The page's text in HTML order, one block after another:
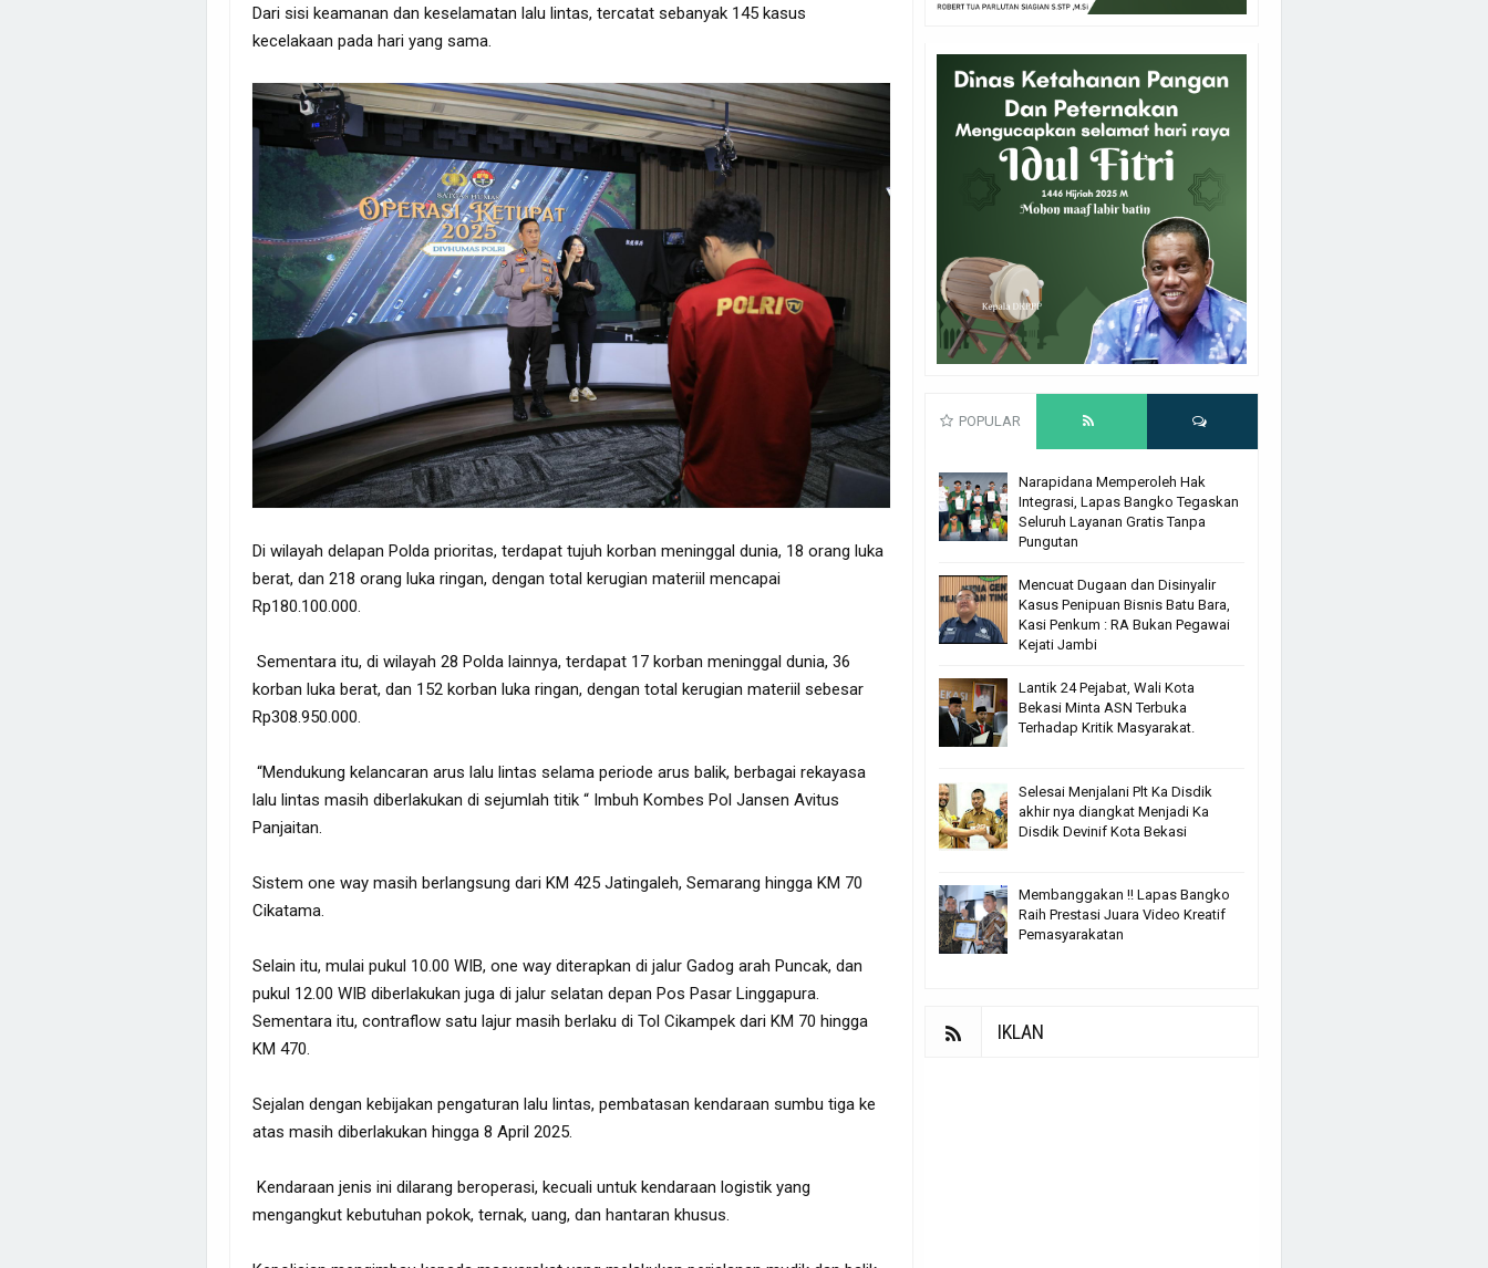
Dari sisi keamanan dan keselamatan lalu lintas, tercatat sebanyak 145 kasus
kecelakaan pada hari yang sama.
Di wilayah delapan Polda prioritas, terdapat tujuh korban meninggal dunia, 18 orang luka
berat, dan 218 orang luka ringan, dengan total kerugian materiil mencapai
Rp180.100.000.
Sementara itu, di wilayah 28 Polda lainnya, terdapat 17 korban meninggal dunia, 36
korban luka berat, dan 152 korban luka ringan, dengan total kerugian materiil sebesar
Rp308.950.000.
“Mendukung kelancaran arus lalu lintas selama periode arus balik, berbagai rekayasa
lalu lintas masih diberlakukan di sejumlah titik “ Imbuh Kombes Pol Jansen Avitus
Panjaitan.
Sistem one way masih berlangsung dari KM 425 Jatingaleh, Semarang hingga KM 70
Cikatama.
Selain itu, mulai pukul 10.00 WIB, one way diterapkan di jalur Gadog arah Puncak, dan
pukul 12.00 WIB diberlakukan juga di jalur selatan depan Pos Pasar Linggapura.
Sementara itu, contraflow satu lajur masih berlaku di Tol Cikampek dari KM 70 hingga
KM 470.
Sejalan dengan kebijakan pengaturan lalu lintas, pembatasan kendaraan sumbu tiga ke
atas masih diberlakukan hingga 8 April 2025.
Kendaraan jenis ini dilarang beroperasi, kecuali untuk kendaraan logistik yang
mengangkut kebutuhan pokok, ternak, uang, dan hantaran khusus.
POPULAR
Narapidana Memperoleh Hak
Integrasi, Lapas Bangko Tegaskan
Seluruh Layanan Gratis Tanpa
Pungutan
Mencuat Dugaan dan Disinyalir
Kasus Penipuan Bisnis Batu Bara,
Kasi Penkum : RA Bukan Pegawai
Kejati Jambi
Lantik 24 Pejabat, Wali Kota
Bekasi Minta ASN Terbuka
Terhadap Kritik Masyarakat.
Selesai Menjalani Plt Ka Disdik
akhir nya diangkat Menjadi Ka
Disdik Devinif Kota Bekasi
Membanggakan !! Lapas Bangko
Raih Prestasi Juara Video Kreatif
Pemasyarakatan
IKLAN